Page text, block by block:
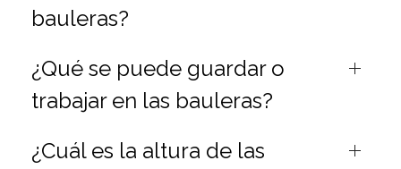
bauleras?
¿Qué se puede guardar o
trabajar en las bauleras?
¿Cuál es la altura de las